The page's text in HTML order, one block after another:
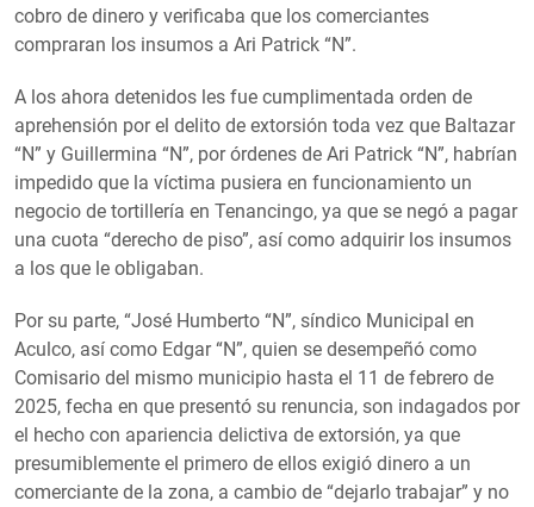
cobro de dinero y verificaba que los comerciantes
compraran los insumos a Ari Patrick “N”.
A los ahora detenidos les fue cumplimentada orden de
aprehensión por el delito de extorsión toda vez que Baltazar
“N” y Guillermina “N”, por órdenes de Ari Patrick “N”, habrían
impedido que la víctima pusiera en funcionamiento un
negocio de tortillería en Tenancingo, ya que se negó a pagar
una cuota “derecho de piso”, así como adquirir los insumos
a los que le obligaban.
Por su parte, “José Humberto “N”, síndico Municipal en
Aculco, así como Edgar “N”, quien se desempeñó como
Comisario del mismo municipio hasta el 11 de febrero de
2025, fecha en que presentó su renuncia, son indagados por
el hecho con apariencia delictiva de extorsión, ya que
presumiblemente el primero de ellos exigió dinero a un
comerciante de la zona, a cambio de “dejarlo trabajar” y no